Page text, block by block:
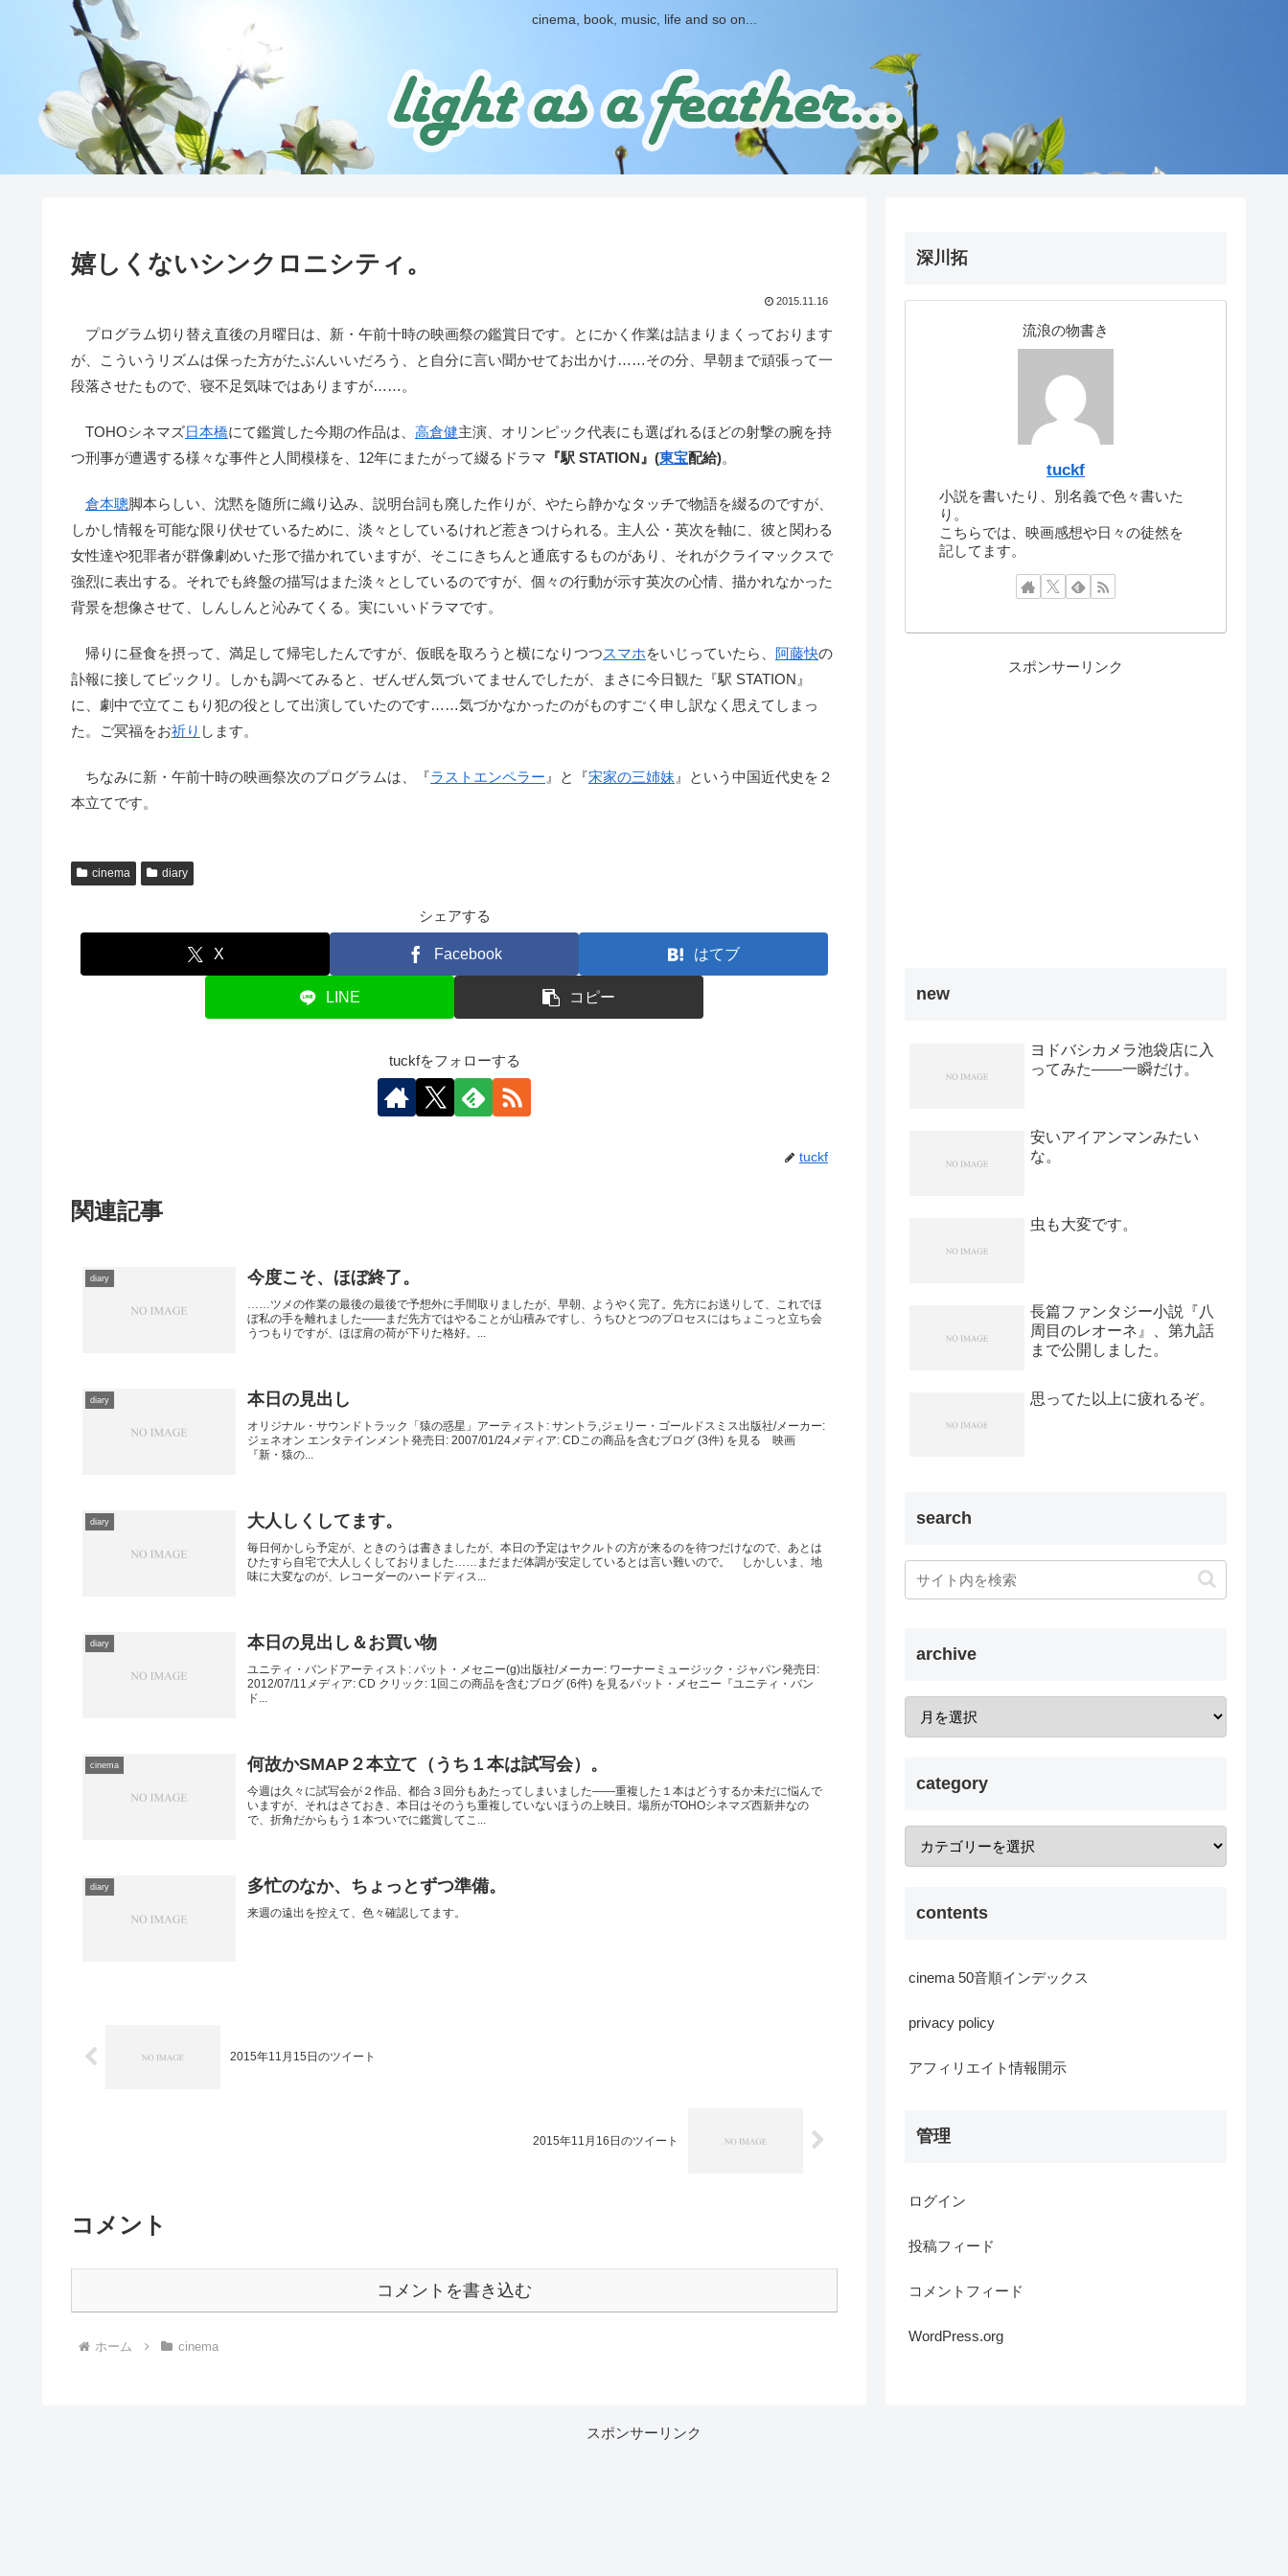
cinema, book, music, life and so on...
嬉しくないシンクロニシティ。
2015.11.16
プログラム切り替え直後の月曜日は、新・午前十時の映画祭の鑑賞日です。とにかく作業は詰まりまくっております
が、こういうリズムは保った方がたぶんいいだろう、と自分に言い聞かせてお出かけ……その分、早朝まで頑張って一
段落させたもので、寝不足気味ではありますが……。
TOHOシネマズ日本橋にて鑑賞した今期の作品は、 高倉健主演、オリンピック代表にも選ばれるほどの射撃の腕を持
つ刑事が遭遇する様々な事件と人間模様を、12年にまたがって綴るドラマ 『駅 STATION』(東宝配給)。
倉本聰脚本らしい、沈黙を随所に織り込み、説明台詞も廃した作りが、やたら静かなタッチで物語を綴るのですが、
しかし情報を可能な限り伏せているために、淡々としているけれど惹きつけられる。主人公・英次を軸に、彼と関わる
女性達や犯罪者が群像劇めいた形で描かれていますが、そこにきちんと通底するものがあり、それがクライマックスで
強烈に表出する。それでも終盤の描写はまた淡々としているのですが、個々の行動が示す英次の心情、描かれなかった
背景を想像させて、しんしんと沁みてくる。実にいいドラマです。
帰りに昼食を摂って、満足して帰宅したんですが、仮眠を取ろうと横になりつつスマホをいじっていたら、 阿藤快の
訃報に接してビックリ。しかも調べてみると、ぜんぜん気づいてませんでしたが、まさに今日観た『駅 STATION』
に、劇中で立てこもり犯の役として出演していたのです……気づかなかったのがものすごく申し訳なく思えてしまっ
た。ご冥福をお祈り します。
ちなみに新・午前十時の映画祭次のプログラムは、『ラストエンペラー 』と『宋家の三姉妹 』という中国近代史を２
本立てです。
cinema diary
シェアする
X Facebook はてブ
LINE コピー
tuckfをフォローする
tuckf
関連記事
diary 今度こそ、ほぼ終了。
……ツメの作業の最後の最後で予想外に手間取りましたが、早朝、ようやく完了。先方にお送りして、これでほ
ぼ私の手を離れました――まだ先方ではやることが山積みですし、うちひとつのプロセスにはちょこっと立ち会
うつもりですが、ほぼ肩の荷が下りた格好。...
diary 本日の見出し
オリジナル・サウンドトラック「猿の惑星」アーティスト: サントラ,ジェリー・ゴールドスミス出版社/メーカー:
ジェネオン エンタテインメント発売日: 2007/01/24メディア: CDこの商品を含むブログ (3件) を見る 映画
『新・猿の...
diary 大人しくしてます。
毎日何かしら予定が、ときのうは書きましたが、本日の予定はヤクルトの方が来るのを待つだけなので、あとは
ひたすら自宅で大人しくしておりました……まだまだ体調が安定しているとは言い難いので。 しかしいま、地
味に大変なのが、レコーダーのハードディス...
diary 本日の見出し＆お買い物
ユニティ・バンドアーティスト: パット・メセニー(g)出版社/メーカー: ワーナーミュージック・ジャパン発売日:
2012/07/11メディア: CD クリック: 1回この商品を含むブログ (6件) を見るパット・メセニー『ユニティ・バン
ド...
cinema 何故かSMAP２本立て（うち１本は試写会）。
今週は久々に試写会が２作品、都合３回分もあたってしまいました――重複した１本はどうするか未だに悩んで
いますが、それはさておき、本日はそのうち重複していないほうの上映日。場所がTOHOシネマズ西新井なの
で、折角だからもう１本ついでに鑑賞してこ...
diary 多忙のなか、ちょっとずつ準備。
来週の遠出を控えて、色々確認してます。
2015年11月15日のツイート
2015年11月16日のツイート
コメント
コメントを書き込む
ホーム cinema
深川拓
流浪の物書き
tuckf
小説を書いたり、別名義で色々書いた
り。
こちらでは、映画感想や日々の徒然を
記してます。
スポンサーリンク
new
ヨドバシカメラ池袋店に入
ってみた――一瞬だけ。
安いアイアンマンみたい
な。
虫も大変です。
長篇ファンタジー小説『八
周目のレオーネ』、第九話
まで公開しました。
思ってた以上に疲れるぞ。
search
archive
category
contents
cinema 50音順インデックス
privacy policy
アフィリエイト情報開示
管理
ログイン
投稿フィード
コメントフィード
WordPress.org
スポンサーリンク